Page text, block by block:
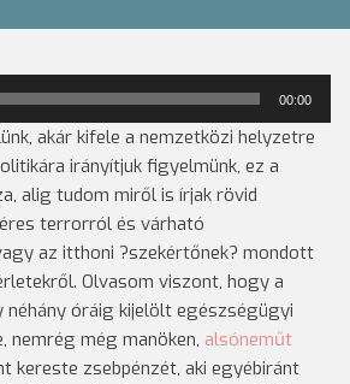
00:00
akár kifele a nemzetközi helyzetre
irányítjuk figyelmünk, ez a
alig tudom miről is írjak rövid
terrorról és várható
az itthoni ?szekértőnek? mondott
Olvasom viszont, hogy a
néhány óráig kijelölt egészségügyi
nemrég még manöken, alsóneműt
kereste zsebpénzét, aki egyébiránt